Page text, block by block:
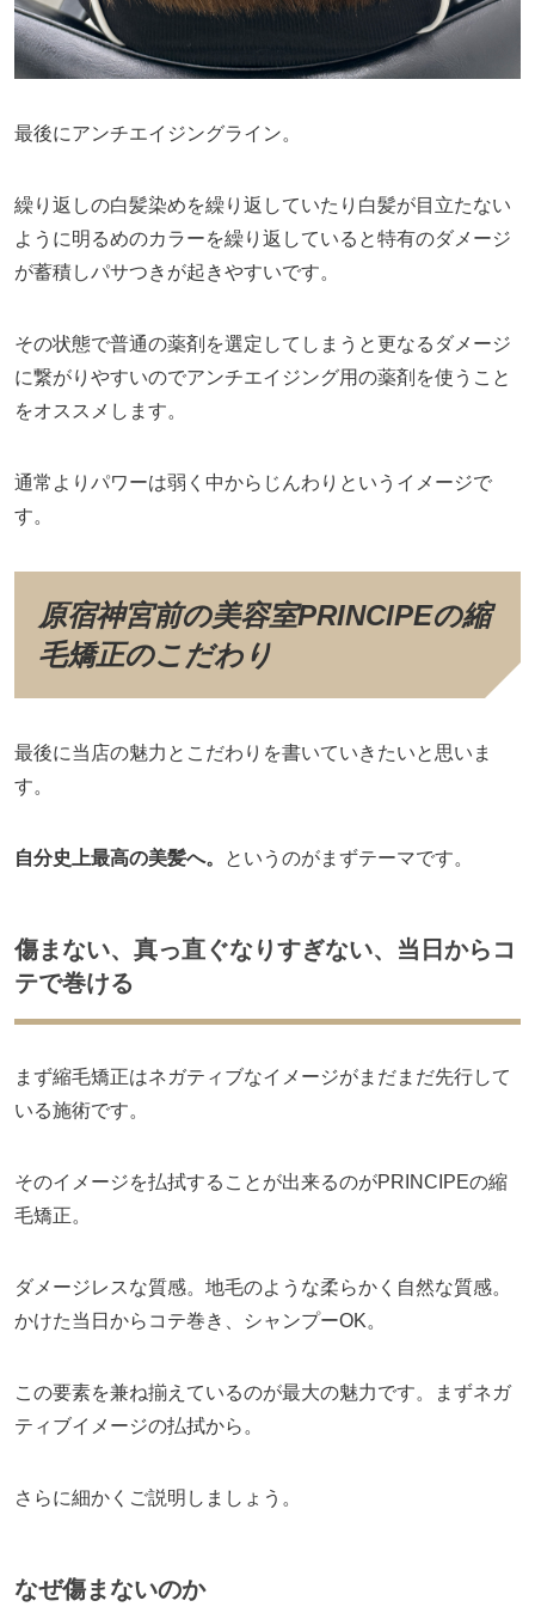
最後にアンチエイジングライン。
繰り返しの白髪染めを繰り返していたり白髪が目立たない
ように明るめのカラーを繰り返していると特有のダメージ
が蓄積しパサつきが起きやすいです。
その状態で普通の薬剤を選定してしまうと更なるダメージ
に繋がりやすいのでアンチエイジング用の薬剤を使うこと
をオススメします。
通常よりパワーは弱く中からじんわりというイメージで
す。
原宿神宮前の美容室PRINCIPEの縮
毛矯正のこだわり
最後に当店の魅力とこだわりを書いていきたいと思いま
す。
自分史上最高の美髪へ。 というのがまずテーマです。
傷まない、真っ直ぐなりすぎない、当日からコ
テで巻ける
まず縮毛矯正はネガティブなイメージがまだまだ先行して
いる施術です。
そのイメージを払拭することが出来るのがPRINCIPEの縮
毛矯正。
ダメージレスな質感。地毛のような柔らかく自然な質感。
かけた当日からコテ巻き、シャンプーOK。
この要素を兼ね揃えているのが最大の魅力です。まずネガ
ティブイメージの払拭から。
さらに細かくご説明しましょう。
なぜ傷まないのか